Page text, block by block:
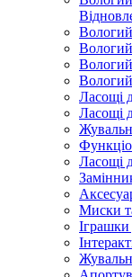
Ласощі
Ласощі
Ласощі
Миски
Іграшки